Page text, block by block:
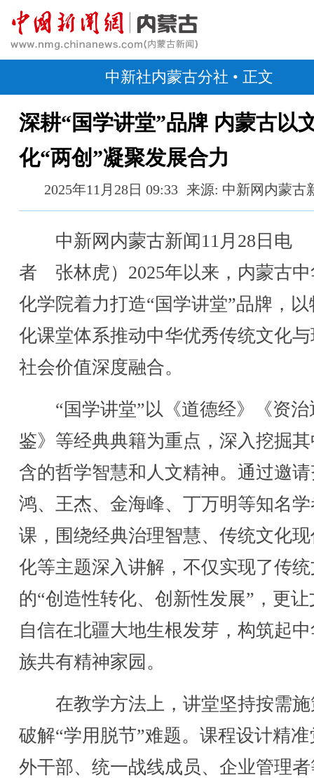
中新社内蒙古分社 • 正文
深耕“国学讲堂”品牌 内蒙古以
化“两创”凝聚发展合力
2025年11月28日 09:33 来源: 中新网内蒙古
中新网内蒙古新闻11月28日电
者 张林虎）2025年以来，内蒙古中
化学院着力打造“国学讲堂”品牌，以
化课堂体系推动中华优秀传统文化
社会价值深度融合。
“国学讲堂”以《道德经》《资治
鉴》等经典典籍为重点，深入挖掘
含的哲学智慧和人文精神。通过邀
鸿、王杰、金海峰、丁万明等知名
课，围绕经典治理智慧、传统文化
化等主题深入讲解，不仅实现了传
的“创造性转化、创新性发展”，更让
自信在北疆大地生根发芽，构筑起
族共有精神家园。
在教学方法上，讲堂坚持按需施
破解“学用脱节”难题。课程设计精准
外干部、统一战线成员、企业管理